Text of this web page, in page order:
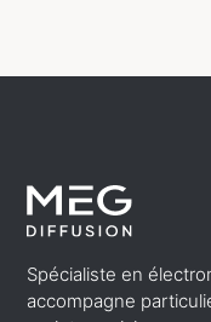
Spécialiste en
accompagne